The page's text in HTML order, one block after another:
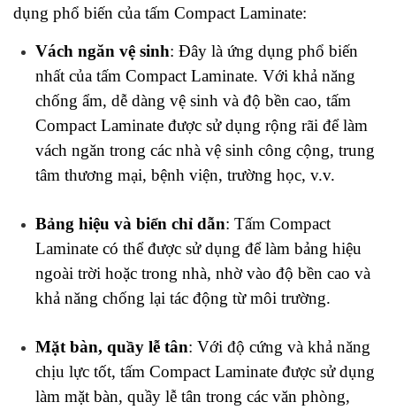
dụng phổ biến của tấm Compact Laminate:
Vách ngăn vệ sinh: Đây là ứng dụng phổ biến
nhất của tấm Compact Laminate. Với khả năng
chống ẩm, dễ dàng vệ sinh và độ bền cao, tấm
Compact Laminate được sử dụng rộng rãi để làm
vách ngăn trong các nhà vệ sinh công cộng, trung
tâm thương mại, bệnh viện, trường học, v.v.
Bảng hiệu và biển chỉ dẫn: Tấm Compact
Laminate có thể được sử dụng để làm bảng hiệu
ngoài trời hoặc trong nhà, nhờ vào độ bền cao và
khả năng chống lại tác động từ môi trường.
Mặt bàn, quầy lễ tân: Với độ cứng và khả năng
chịu lực tốt, tấm Compact Laminate được sử dụng
làm mặt bàn, quầy lễ tân trong các văn phòng,